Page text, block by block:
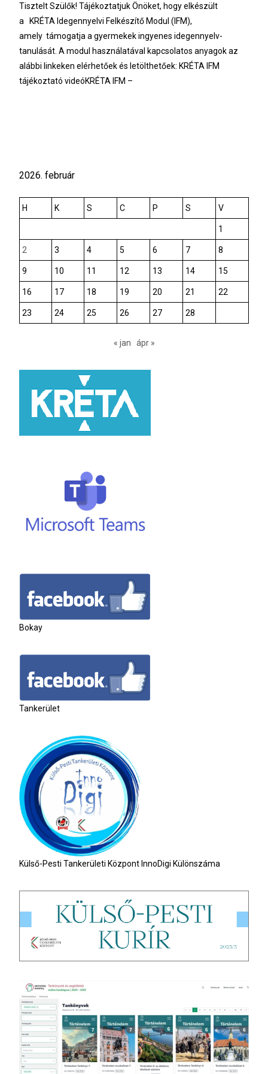
Tisztelt Szülők! Tájékoztatjuk Önöket, hogy elkészült
a KRÉTA Idegennyelvi Felkészítő Modul (IFM),
amely támogatja a gyermekek ingyenes idegennyelv-
tanulását. A modul használatával kapcsolatos anyagok az
alábbi linkeken elérhetőek és letölthetőek: KRÉTA IFM
tájékoztató videóKRÉTA IFM –
2026. február
H K S C P S V
1
2 3 4 5 6 7 8
9 10 11 12 13 14 15
16 17 18 19 20 21 22
23 24 25 26 27 28
« jan ápr »
Bokay
Tankerület
Külső-Pesti Tankerületi Központ InnoDigi Különszáma